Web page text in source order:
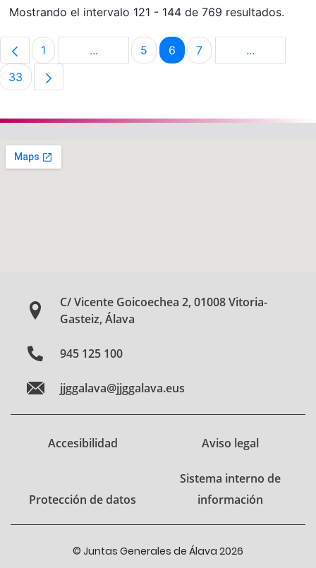
Mostrando el intervalo 121 - 144 de 769 resultados.
Página
1 ...Páginas intermedias Use TAB para
Página
5 Página
6 Página
7 ...Páginas
Página
33
C/ Vicente Goicoechea 2, 01008 Vitoria-
Gasteiz, Álava
945 125 100
jjggalava@jjggalava.eus
Accesibilidad Aviso legal
Protección de datos
Sistema interno de
información
© Juntas Generales de Álava 2026